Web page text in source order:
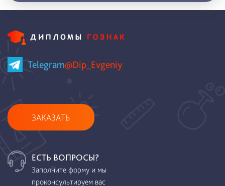
Telegram@Dip_Evgeniy
ЗАКАЗАТЬ
ЕСТЬ ВОПРОСЫ?
Заполните форму и мы
проконсультируем вас